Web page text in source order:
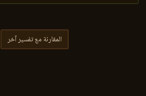
المقارنة مع تفسير آخر